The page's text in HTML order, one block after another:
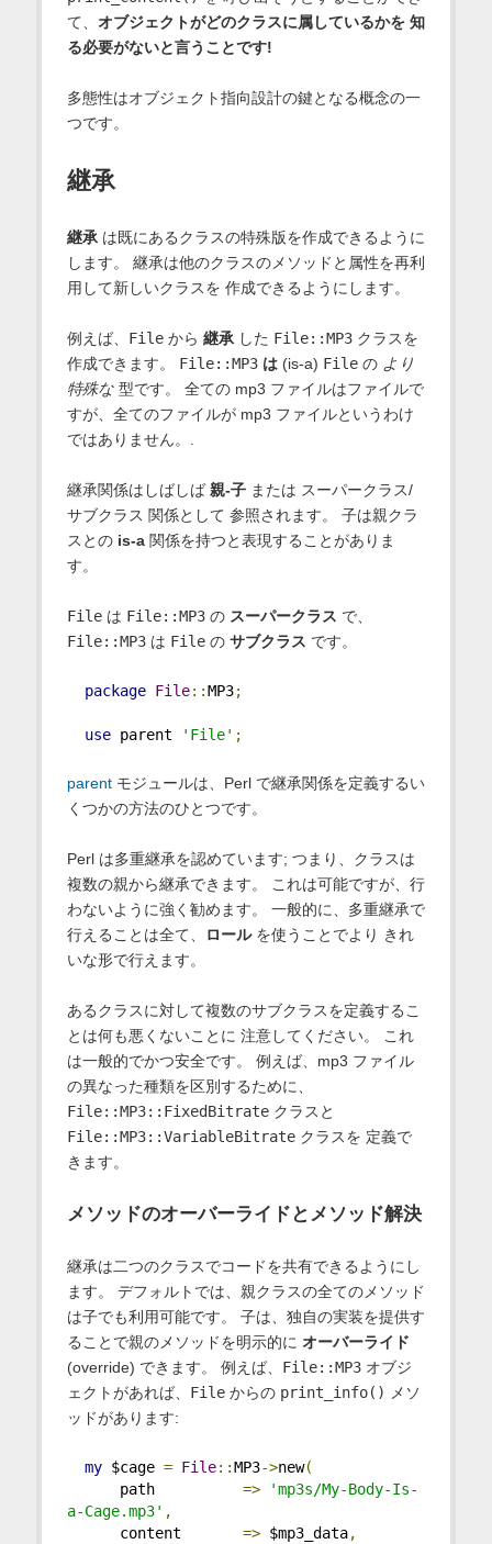
て、 オブジェクトがどのクラスに属しているかを 知
る必要がないと言うことです!
多態性はオブジェクト指向設計の鍵となる概念の一
つです。
継承
継承は既にあるクラスの特殊版を作成できるように
します。 継承は他のクラスのメソッドと属性を再利
用して新しいクラスを 作成できるようにします。
例えば、 Fileから 継承した File::MP3クラスを
作成できます。 File::MP3 は(is-a) Fileの より
特殊な型です。 全ての mp3 ファイルはファイルで
すが、全てのファイルが mp3 ファイルというわけ
ではありません。.
継承関係はしばしば 親-子または スーパークラス/
サブクラス 関係として 参照されます。 子は親クラ
スとの is-a関係を持つと表現することがありま
す。
Fileは File::MP3の スーパークラス で、
File::MP3は Fileの サブクラス です。
package File::MP3;
use parent 'File' ;
parentモジュールは、Perl で継承関係を定義するい
くつかの方法のひとつです。
Perl は多重継承を認めています; つまり、クラスは
複数の親から継承できます。 これは可能ですが、行
わないように強く勧めます。 一般的に、多重継承で
行えることは全て、
ロールを使うことでより きれ
いな形で行えます。
あるクラスに対して複数のサブクラスを定義するこ
とは何も悪くないことに 注意してください。 これ
は一般的でかつ安全です。 例えば、mp3 ファイル
の異なった種類を区別するために、
File::MP3::FixedBitrateクラスと
File::MP3::VariableBitrateクラスを 定義で
きます。
メソッドのオーバーライドとメソッド解決
継承は二つのクラスでコードを共有できるようにし
ます。 デフォルトでは、親クラスの全てのメソッド
は子でも利用可能です。 子は、独自の実装を提供す
ることで親のメソッドを明示的に オーバーライド
(override) できます。 例えば、 File::MP3オブジ
ェクトがあれば、 Fileからの print_info()
メソ
ッドがあります:
my $cage = File::MP3->new(
path =>
'mp3s/My-Body-Is-
a-Cage.mp3' ,
content => $mp3_data,